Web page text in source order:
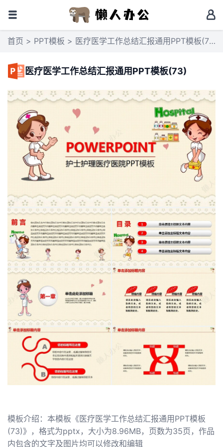
首页 > PPT模板 > 医疗医学工作总结汇报通用PPT模板(73)
医疗医学工作总结汇报通用PPT模板(73)
模板介绍：本模板《医疗医学工作总结汇报通用PPT模板
(73)》，格式为pptx，大小为8.96MB，页数为35页，作品
内包含的文字及图片均可以修改和编辑